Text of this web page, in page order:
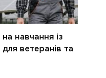
навчання із
ветеранів та